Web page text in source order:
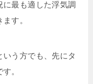
最も適した浮気調
す。
う方でも、先にタ
。